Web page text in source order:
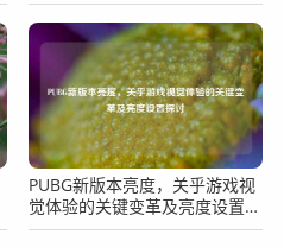
PUBG新版本亮度，关乎游戏视
觉体验的关键变革及亮度设置探
讨